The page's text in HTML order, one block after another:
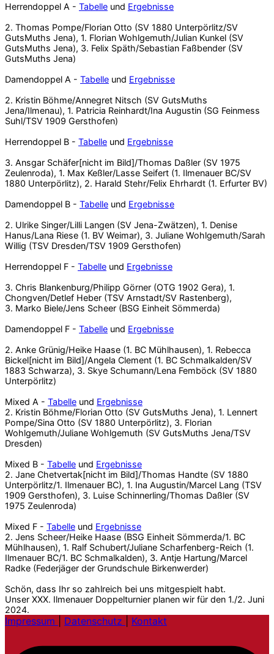
Herrendoppel A - Tabelle und Ergebnisse
2. Thomas Pompe/Florian Otto (SV 1880 Unterpörlitz/SV
GutsMuths Jena), 1. Florian Wohlgemuth/Julian Kunkel (SV
GutsMuths Jena), 3. Felix Späth/Sebastian Faßbender (SV
GutsMuths Jena)
Damendoppel A - Tabelle und Ergebnisse
2. Kristin Böhme/Annegret Nitsch (SV GutsMuths
Jena/Ilmenau), 1. Patricia Reinhardt/Ina Augustin (SG Feinmess
Suhl/TSV 1909 Gersthofen)
Herrendoppel B - Tabelle und Ergebnisse
3. Ansgar Schäfer[nicht im Bild]/Thomas Daßler (SV 1975
Zeulenroda), 1. Max Keßler/Lasse Seifert (1. Ilmenauer BC/SV
1880 Unterpörlitz), 2. Harald Stehr/Felix Ehrhardt (1. Erfurter BV)
Damendoppel B - Tabelle und Ergebnisse
2. Ulrike Singer/Lilli Langen (SV Jena-Zwätzen), 1. Denise
Hanus/Lana Riese (1. BV Weimar), 3. Juliane Wohlgemuth/Sarah
Willig (TSV Dresden/TSV 1909 Gersthofen)
Herrendoppel F - Tabelle und Ergebnisse
3. Chris Blankenburg/Philipp Görner (OTG 1902 Gera), 1.
Chongven/Detlef Heber (TSV Arnstadt/SV Rastenberg),
3. Marko Biele/Jens Scheer (BSG Einheit Sömmerda)
Damendoppel F - Tabelle und Ergebnisse
2. Anke Grünig/Heike Haase (1. BC Mühlhausen), 1. Rebecca
Bickel[nicht im Bild]/Angela Clement (1. BC Schmalkalden/SV
1883 Schwarza), 3. Skye Schumann/Lena Femböck (SV 1880
Unterpörlitz)
Mixed A - Tabelle und Ergebnisse
2. Kristin Böhme/Florian Otto (SV GutsMuths Jena), 1. Lennert
Pompe/Sina Otto (SV 1880 Unterpörlitz), 3. Florian
Wohlgemuth/Juliane Wohlgemuth (SV GutsMuths Jena/TSV
Dresden)
Mixed B - Tabelle und Ergebnisse
2. Jane Chetvertak[nicht im Bild]/Thomas Handte (SV 1880
Unterpörlitz/1. Ilmenauer BC), 1. Ina Augustin/Marcel Lang (TSV
1909 Gersthofen), 3. Luise Schinnerling/Thomas Daßler (SV
1975 Zeulenroda)
Mixed F - Tabelle und Ergebnisse
2. Jens Scheer/Heike Haase (BSG Einheit Sömmerda/1. BC
Mühlhausen), 1. Ralf Schubert/Juliane Scharfenberg-Reich (1.
Ilmenauer BC/1. BC Schmalkalden), 3. Antje Hartung/Marcel
Radke (Federjäger der Grundschule Birkenwerder)
Schön, dass Ihr so zahlreich bei uns mitgespielt habt.
Unser XXX. Ilmenauer Doppelturnier planen wir für den 1./2. Juni
2024.
Impressum Datenschutz Kontakt